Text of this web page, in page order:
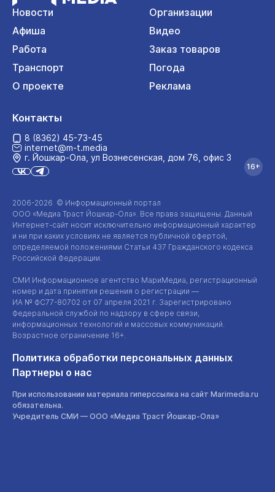
Новости
Организации
Афиша
Видео
Работа
Заказ товаров
Транспорт
Погода
О проекте
Реклама
2006-2026 © Информационный портал
ООО «Медиа Траст Йошкар-Ола». Все права защищены. Данный
Интернет-сайт носит исключительно информационный характер
и ни при каких условиях не является публичной офертой,
определяемой положениями Статьи 437 Гражданского кодекса
Российской Федерации.
СМИ Информационное агентство МариМедиа, регистрационный
номер и дата принятия решения о регистрации —
ИА № ФС77-80702 от 07 апреля 2021 г. Зарегистрировано
Федеральной службой по надзору в сфере связи,
информационных технологий и массовых коммуникаций.
Возрастное ограничение 16+.
Политика обработки персональных данных
Партнеры о нас
При использовании материала гиперссылка на сайт Marimedia.ru
обязательна.
Учредитель СМИ — ООО «Медиа Траст Йошкар-Ола»
Контакты
8 (8362) 45-73-45
internet@m-t.media
г. Йошкар‑Ола, ул Вознесенская, дом 76, офис 3
16+